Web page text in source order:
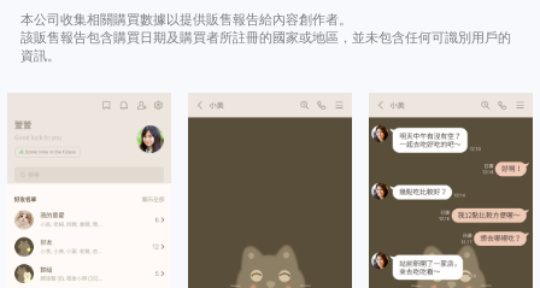
本公司收集相關購買數據以提供販售報告給內容創作者。
該販售報告包含購買日期及購買者所註冊的國家或地區，並未包含任何可識別用戶的
資訊。